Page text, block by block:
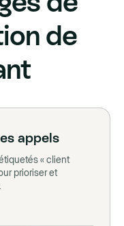
de
appels
« client
prioriser et